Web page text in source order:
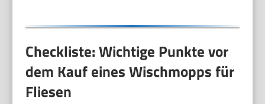
Checkliste: Wichtige Punkte vor
dem Kauf eines Wischmopps für
Fliesen